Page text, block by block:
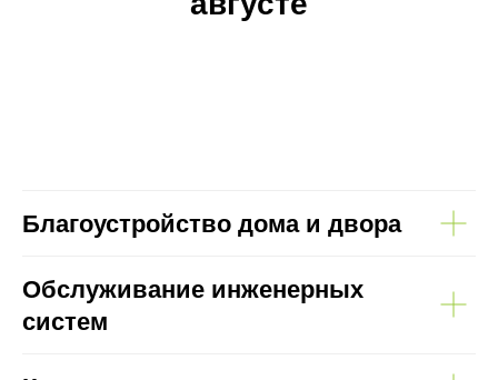
Благоустройство дома и двора
Обслуживание инженерных
систем